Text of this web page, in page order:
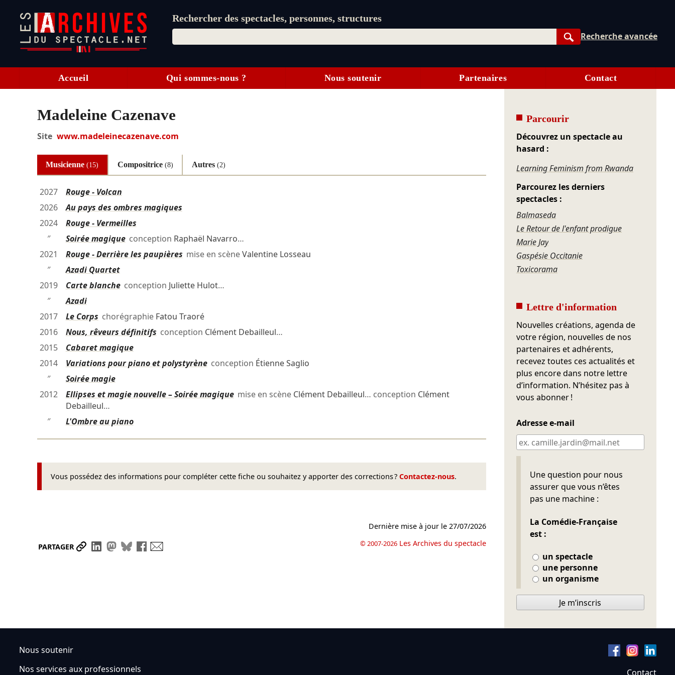
Rechercher des spectacles, personnes, structures
Rechercher
Recherche avancée
Accueil Qui sommes-nous ? Nous soutenir Partenaires Contact
Madeleine Cazenave
Site www.madeleinecazenave.com
Musicienne(15) Compositrice (8) Autres(2)
2027
Rouge - Volcan
2026
Au pays des ombres magiques
2024
Rouge - Vermeilles
″
Soirée magiqueconception Raphaël Navarro…
2021
Rouge - Derrière les paupières mise en scèneValentine Losseau
″
Azadi Quartet
2019
Carte blancheconception Juliette Hulot…
″
Azadi
2017
Le Corps chorégraphie Fatou Traoré
2016
Nous, rêveurs définitifs conception Clément Debailleul…
2015
Cabaret magique
2014
Variations pour piano et polystyrèneconception Étienne Saglio
″
Soirée magie
2012
Ellipses et magie nouvelle – Soirée magiquemise en scène Clément Debailleul… conception Clément
Debailleul…
″
L'Ombre au piano
Vous possédez des informations pour compléter cette fiche ou souhaitez y apporter des corrections ? Contactez-nous.
PARTAGER Partager le lien
Partager sur LinkedIn
Partager sur Mastodon
Partager sur Bluesky
Partager sur Facebook
Dernière mise à jour le27/07/2026
© 2007-2026 Les Archives du spectacle
Parcourir
Découvrez un spectacle au
hasard :
Learning Feminism from Rwanda
Parcourez les derniers
spectacles :
Balmaseda
Le Retour de l'enfant prodigue
Marie Jay
Gaspésie Occitanie
Toxicorama
Lettre d'information
Nouvelles créations, agenda de
votre région, nouvelles de nos
partenaires et adhérents,
recevez toutes ces actualités et
plus encore dans notre lettre
d’information. N’hésitez pas à
vous abonner !
Adresse e-mail
Une question pour nous
assurer que vous n’êtes
pas une machine :
La Comédie-Française
est :
un spectacle
une personne
un organisme
Ne pas remplir
Je m’inscris
Nous soutenir
Nos services aux professionnels
Contact